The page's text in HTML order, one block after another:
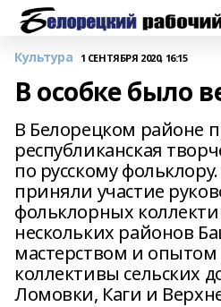
Культура 1 СЕНТЯБРЯ 2020, 16:15
В особке было
В Белорецком районе
республиканская
по русскому
приняли участие
фольклорных
нескольких районов
мастерством и опытом
коллективы сельских
Ломовки, Каги и